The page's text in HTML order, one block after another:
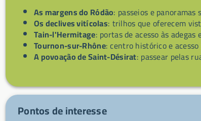
As margens do Ródão: passeios e panoramas
Os declives vitícolas: trilhos que oferecem
Tain-l'Hermitage: portas de acesso às
Tournon-sur-Rhône: centro histórico e
A povoação de Saint-Désirat: passear pelas
Pontos de interesse